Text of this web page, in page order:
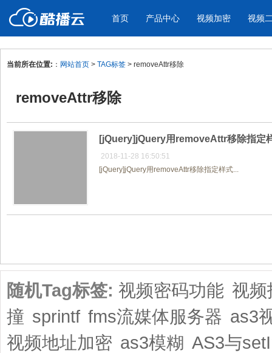
首页 产品中心
产品与新功能
教学课程全终端视频加密
防下载/防盗录/防录屏/防篡改
免费稳定无广
帮助企业视频
视频加密 视频
应用场景
色
内容
当前所在位置: ： 网站首页 > TAG标签 > removeAttr移除
removeAttr移除
[jQuery]jQuery用removeAttr移除指定
2018-11-28 16:50:51
[jQuery]jQuery用removeAttr移除指定样式...
随机Tag标签: 视频密码功能 视频
撞 sprintf fms流媒体服务器 as3
视频地址加密 as3模糊 AS3与